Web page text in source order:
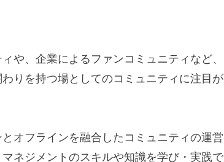
や、企業によるファンコミュニティなど、
りを持つ場としてのコミュニティに注目が
オフラインを融合したコミュニティの運営
ネジメントのスキルや知識を学び・実践で